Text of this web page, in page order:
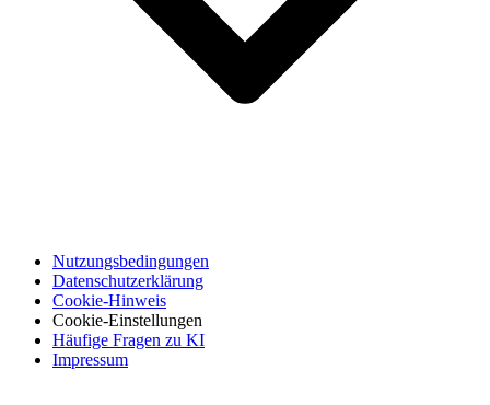
Nutzungsbedingungen
Datenschutzerklärung
Cookie-Hinweis
Cookie-Einstellungen
Häufige Fragen zu KI
Impressum